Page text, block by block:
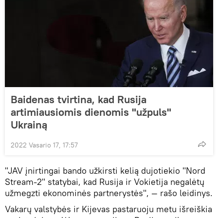
Baidenas tvirtina, kad Rusija
artimiausiomis dienomis "užpuls"
Ukrainą
2022 Vasario 17, 17:57
"JAV įnirtingai bando užkirsti kelią dujotiekio "Nord
Stream-2" statybai, kad Rusija ir Vokietija negalėtų
užmegzti ekonominės partnerystės", — rašo leidinys.
Vakarų valstybės ir Kijevas pastaruoju metu išreiškia